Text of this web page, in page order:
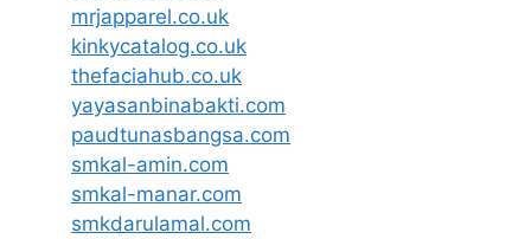
mrjapparel.co.uk
kinkycatalog.co.uk
thefaciahub.co.uk
yayasanbinabakti.com
paudtunasbangsa.com
smkal-amin.com
smkal-manar.com
smkdarulamal.com